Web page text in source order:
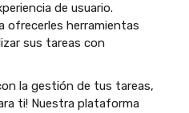
de usuario.
ofrecerles herramientas
sus tareas con
la gestión de tus tareas,
ti! Nuestra plataforma